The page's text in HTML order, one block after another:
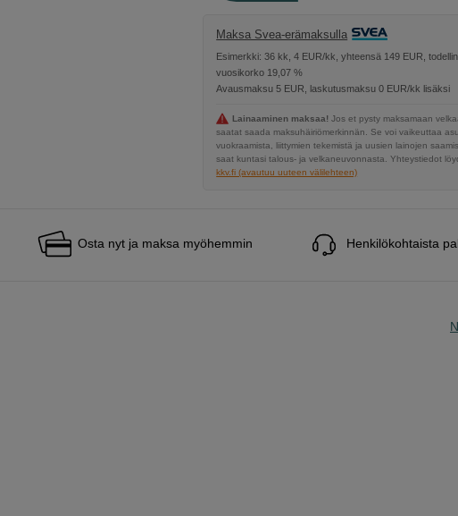
Maksa Svea-erämaksulla
Esimerkki: 36 kk, 4 EUR/kk, yhteensä 149 EUR,
vuosikorko 19,07 %
Avausmaksu 5 EUR, laskutusmaksu 0 EUR/kk lisäksi
Lainaaminen maksaa! Jos et pysty maksamaan
saatat saada maksuhäiriömerkinnän. Se voi vaikeuttaa
vuokraamista, liittymien tekemistä ja uusien lainojen
saat kuntasi talous- ja velkaneuvonnasta. Yhteystiedot
kkv.fi (avautuu uuteen välilehteen)
Osta nyt ja maksa myöhemmin Henkilökohtaista